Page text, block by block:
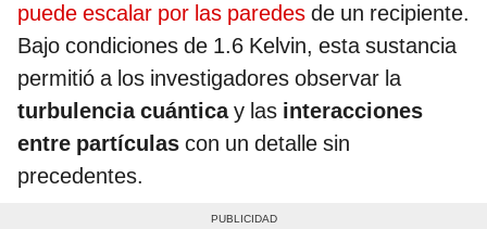
puede escalar por las paredes de un recipiente.
Bajo condiciones de 1.6 Kelvin, esta sustancia
permitió a los investigadores observar la
turbulencia cuánticay las interacciones
entre partículas con un detalle sin
precedentes.